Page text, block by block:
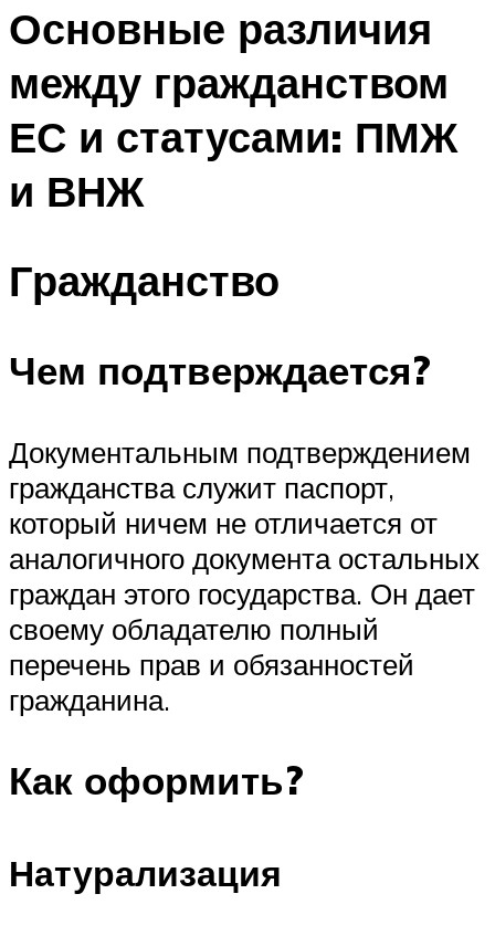
Основные различия
между гражданством
ЕС и статусами: ПМЖ
и ВНЖ
Гражданство
Чем подтверждается?
Документальным подтверждением
гражданства служит паспорт,
который ничем не отличается от
аналогичного документа остальных
граждан этого государства. Он дает
своему обладателю полный
перечень прав и обязанностей
гражданина.
Как оформить?
Натурализация